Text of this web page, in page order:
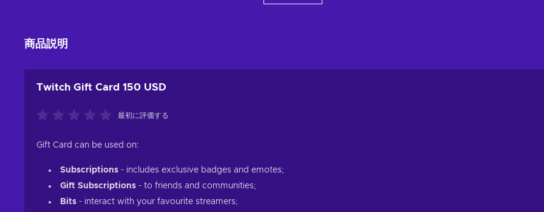
商品説明
Twitch Gift Card 150 USD
最初に評価する
Gift Card can be used on:
Subscriptions - includes exclusive badges and emotes;
Gift Subscriptions - to friends and communities;
Bits - interact with your favourite streamers;